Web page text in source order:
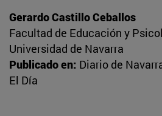
Gerardo Castillo Ceballos
Facultad de Educación y
Universidad de Navarra
Publicado en: Diario de
El Día